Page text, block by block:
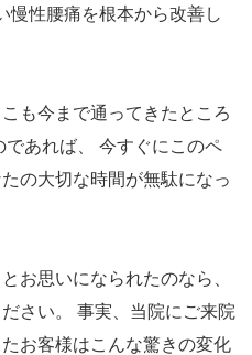
慢性腰痛を根本から改善し
も今まで通ってきたところ
あれば、 今すぐにこのペ
の大切な時間が無駄になっ
お思いになられたのなら、
さい。 事実、当院にご来院
お客様はこんな驚きの変化